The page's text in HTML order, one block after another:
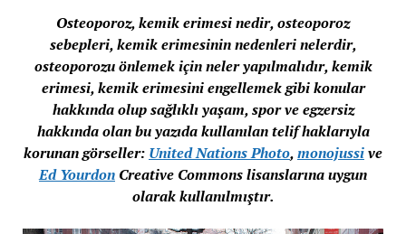
Osteoporoz, kemik erimesi nedir, osteoporoz
sebepleri, kemik erimesinin nedenleri nelerdir,
osteoporozu önlemek için neler yapılmalıdır, kemik
erimesi, kemik erimesini engellemek gibi konular
hakkında olup sağlıklı yaşam, spor ve egzersiz
hakkında olan bu yazıda kullanılan telif haklarıyla
korunan görseller: United Nations Photo,monojussive
Ed Yourdon Creative Commons lisanslarına uygun
olarak kullanılmıştır.